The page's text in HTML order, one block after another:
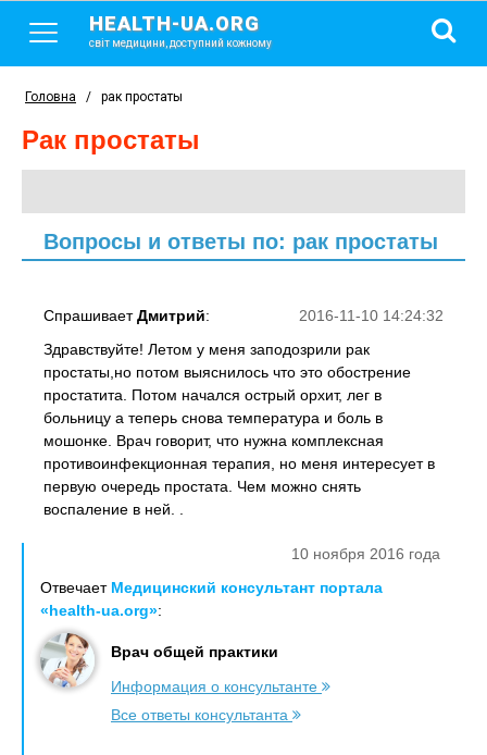
HEALTH-UA.ORG
світ медицини, доступний кожному
Головна / рак простаты
рак простаты
Вопросы и ответы по: рак простаты
2016-11-10 14:24:32
СпрашиваетДмитрий:
Здравствуйте! Летом у меня заподозрили рак
простаты,но потом выяснилось что это обострение
простатита. Потом начался острый орхит, лег в
больницу а теперь снова температура и боль в
мошонке. Врач говорит, что нужна комплексная
противоинфекционная терапия, но меня интересует в
первую очередь простата. Чем можно снять
воспаление в ней. .
10 ноября 2016 года
Отвечает Медицинский консультант портала
«health-ua.org»:
Врач общей практики
Информация о консультанте
Все ответы консультанта